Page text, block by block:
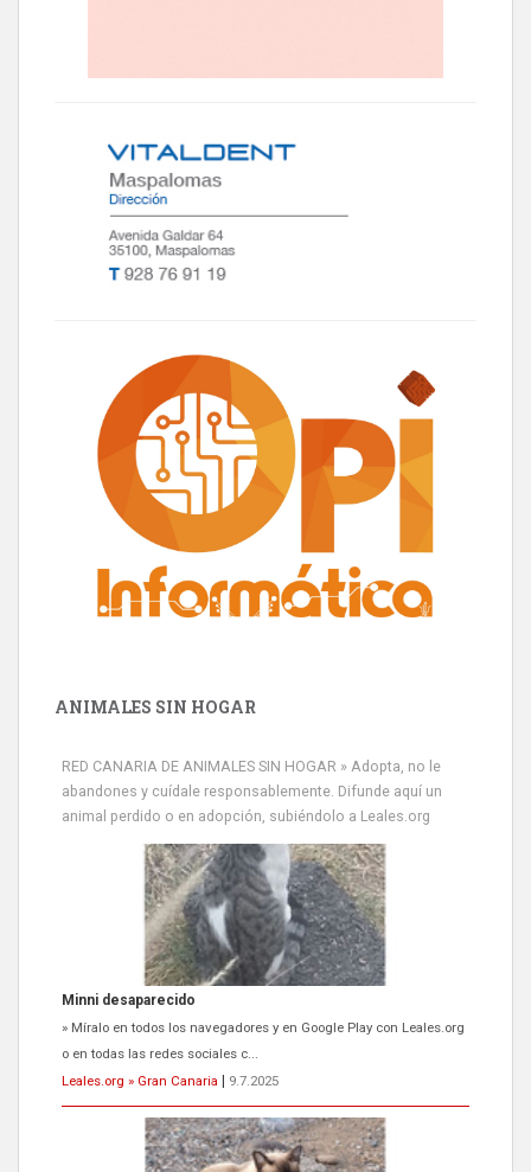
ANIMALES SIN HOGAR
RED CANARIA DE ANIMALES SIN HOGAR » Adopta, no le
abandones y cuídale responsablemente. Difunde aquí un
animal perdido o en adopción, subiéndolo a Leales.org
Minni desaparecido
» Míralo en todos los navegadores y en Google Play con Leales.org
o en todas las redes sociales c...
Leales.org » Gran Canaria
9.7.2025